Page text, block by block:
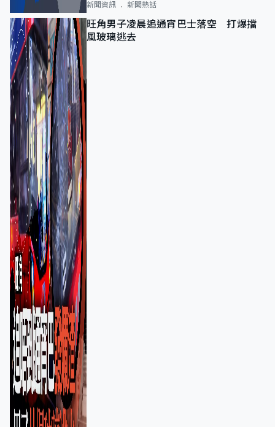
新聞資訊 新聞熱話
旺角男子凌晨追通宵巴士落空 打爆擋
風玻璃逃去